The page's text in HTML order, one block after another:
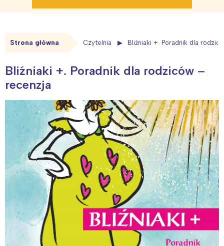
Strona główna Czytelnia Bliźniaki +. Poradnik dla
Bliźniaki +. Poradnik dla rodziców –
recenzja